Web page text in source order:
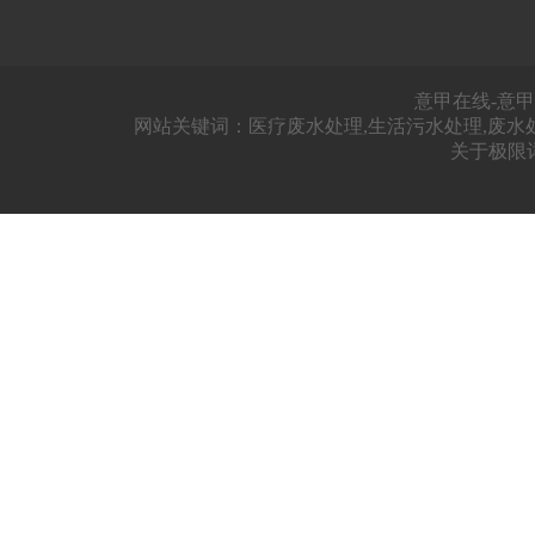
意甲在线-意
网站关键词：医疗废水处理,生活污水处理,废
关于极限